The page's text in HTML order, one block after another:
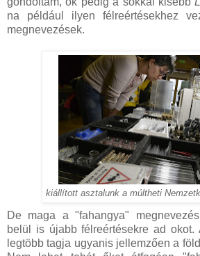
na például ilyen félreértésekhez
megnevezések.
kiállított asztalunk a múltheti
De maga a "fahangya"
belül is újabb félreértésekre ad
legtöbb tagja ugyanis jellemzően a